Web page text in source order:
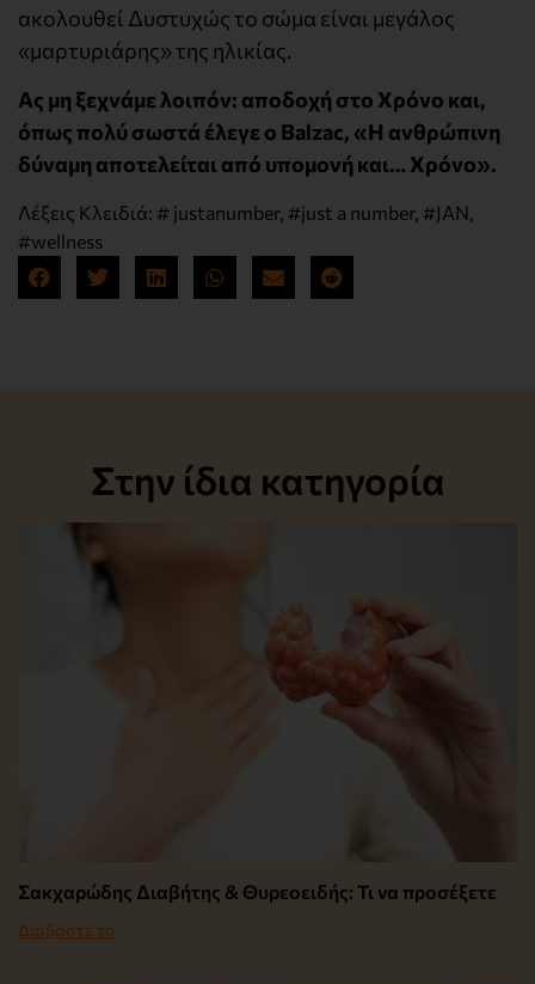
ακολουθεί Δυστυχώς το σώμα είναι μεγάλος
«μαρτυριάρης» της ηλικίας.
Ας μη ξεχνάμε λοιπόν: αποδοχή στο Χρόνο και,
όπως πολύ σωστά έλεγε ο Balzac, «Η ανθρώπινη
δύναμη αποτελείται από υπομονή και… Χρόνο».
Λέξεις Κλειδιά: # justanumber, #just a number, #JAN
#wellness
Στην ίδια κατηγορία
Σακχαρώδης Διαβήτης & Θυρεοειδής: Τι να προσέξετε
Διαβάστε το